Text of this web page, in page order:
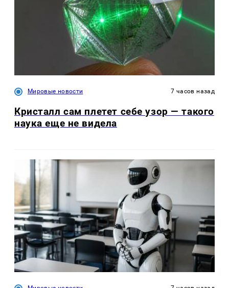
Мировые новости 7 часов назад
Кристалл сам плетет себе узор — такого
наука еще не видела